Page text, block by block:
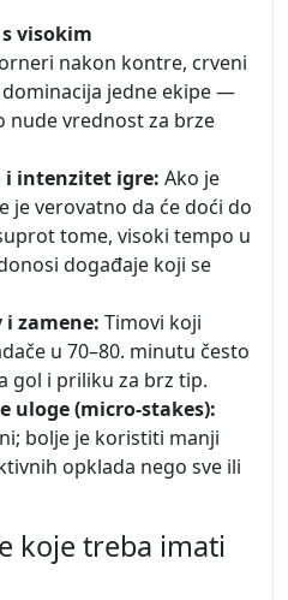
visokim
nakon kontre, crveni
jedne ekipe —
nude vrednost za brze
intenzitet igre: Ako je
je verovatno da će doći do
tome, visoki tempo u
događaje koji se
zamene: Timovi koji
u 70–80. minutu često
gol i priliku za brz tip.
uloge (micro-stakes):
bolje je koristiti manji
opklada nego sve ili
koje treba imati